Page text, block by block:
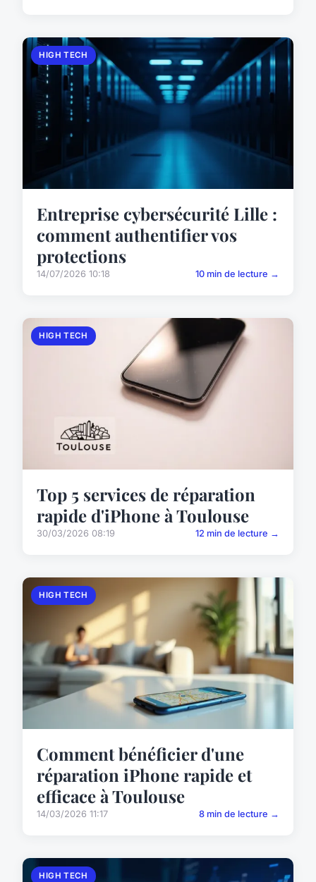
HIGH TECH
Entreprise cybersécurité Lille :
comment authentifier vos
protections
14/07/2026 10:18 10 min de lecture →
HIGH TECH
Top 5 services de réparation
rapide d'iPhone à Toulouse
30/03/2026 08:19 12 min de lecture →
HIGH TECH
Comment bénéficier d'une
réparation iPhone rapide et
efficace à Toulouse
14/03/2026 11:17 8 min de lecture →
HIGH TECH